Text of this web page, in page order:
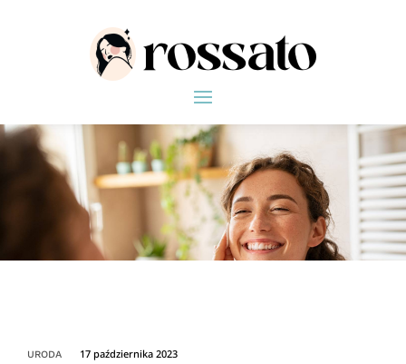
URODA 17 października 2023